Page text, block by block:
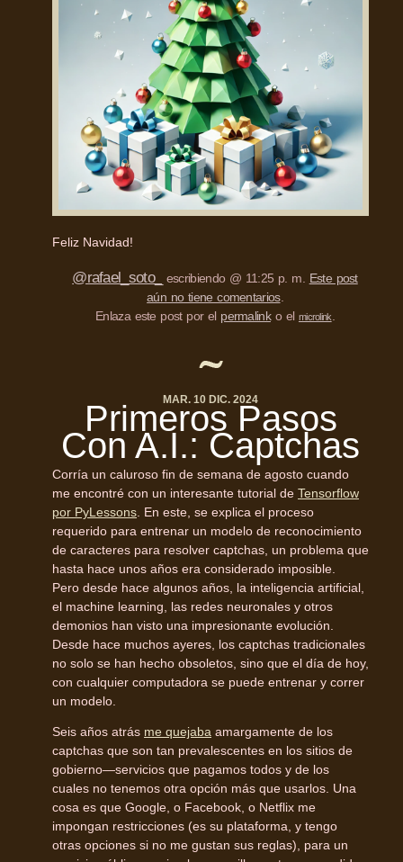
Feliz Navidad!
@rafael_soto_ escribiendo @ 11:25 p. m. Este post
aún no tiene comentarios.
Enlaza este post por el permalinko el microlink
MAR. 10 DIC. 2024
Primeros Pasos
Con A.I.: Captchas
Corría un caluroso fin de semana de agosto cuando
me encontré con un interesante tutorial de Tensorflow
por PyLessons . En este, se explica el proceso
requerido para entrenar un modelo de reconocimiento
de caracteres para resolver captchas, un problema que
hasta hace unos años era considerado imposible.
Pero desde hace algunos años, la inteligencia artificial,
el machine learning, las redes neuronales y otros
demonios han visto una impresionante evolución.
Desde hace muchos ayeres, los captchas tradicionales
no solo se han hecho obsoletos, sino que el día de hoy,
con cualquier computadora se puede entrenar y correr
un modelo.
Seis años atrás me quejaba amargamente de los
captchas que son tan prevalescentes en los sitios de
gobierno—servicios que pagamos todos y de los
cuales no tenemos otra opción más que usarlos. Una
cosa es que Google, o Facebook, o Netflix me
impongan restricciones (es su plataforma, y tengo
otras opciones si no me gustan sus reglas), para un